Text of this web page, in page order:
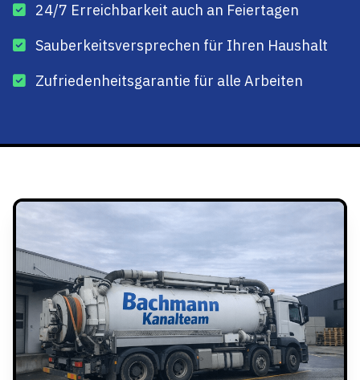
24/7 Erreichbarkeit auch an Feiertagen
Sauberkeitsversprechen für Ihren Haushalt
Zufriedenheitsgarantie für alle Arbeiten